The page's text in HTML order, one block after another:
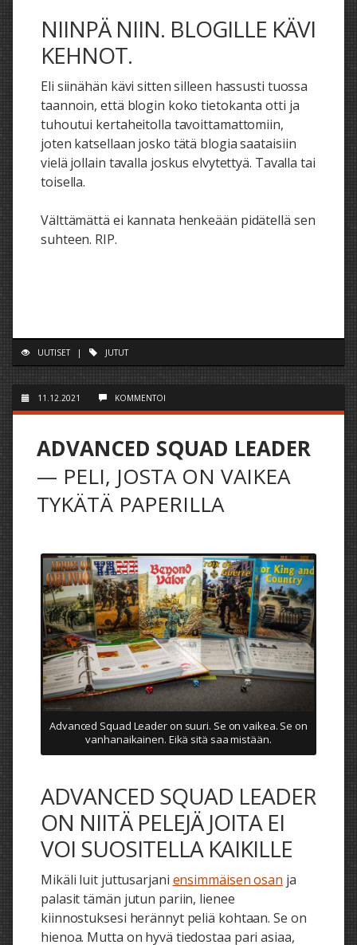
NIINPÄ NIIN. BLOGILLE KÄVI
KEHNOT.
Eli siinähän kävi sitten silleen hassusti tuossa
taannoin, että blogin koko tietokanta otti ja
tuhoutui kertaheitolla tavoittamattomiin,
joten katsellaan josko tätä blogia saataisiin
vielä jollain tavalla joskus elvytettyä. Tavalla tai
toisella.
Välttämättä ei kannata henkeään pidätellä sen
suhteen. RIP.
UUTISET | JUTUT
11.12.2021 KOMMENTOI
ADVANCED SQUAD LEADER
— PELI, JOSTA ON VAIKEA
TYKÄTÄ PAPERILLA
Advanced Squad Leader on suuri. Se on vaikea. Se on
vanhanaikainen. Eikä sitä saa mistään.
ADVANCED SQUAD LEADER
ON NIITÄ PELEJÄ JOITA EI
VOI SUOSITELLA KAIKILLE
Mikäli luit juttusarjani ensimmäisen osan ja
palasit tämän jutun pariin, lienee
kiinnostuksesi herännyt peliä kohtaan. Se on
hienoa. Mutta on hyvä tiedostaa pari asiaa,